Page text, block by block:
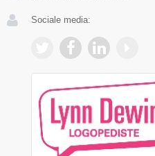
Sociale media: